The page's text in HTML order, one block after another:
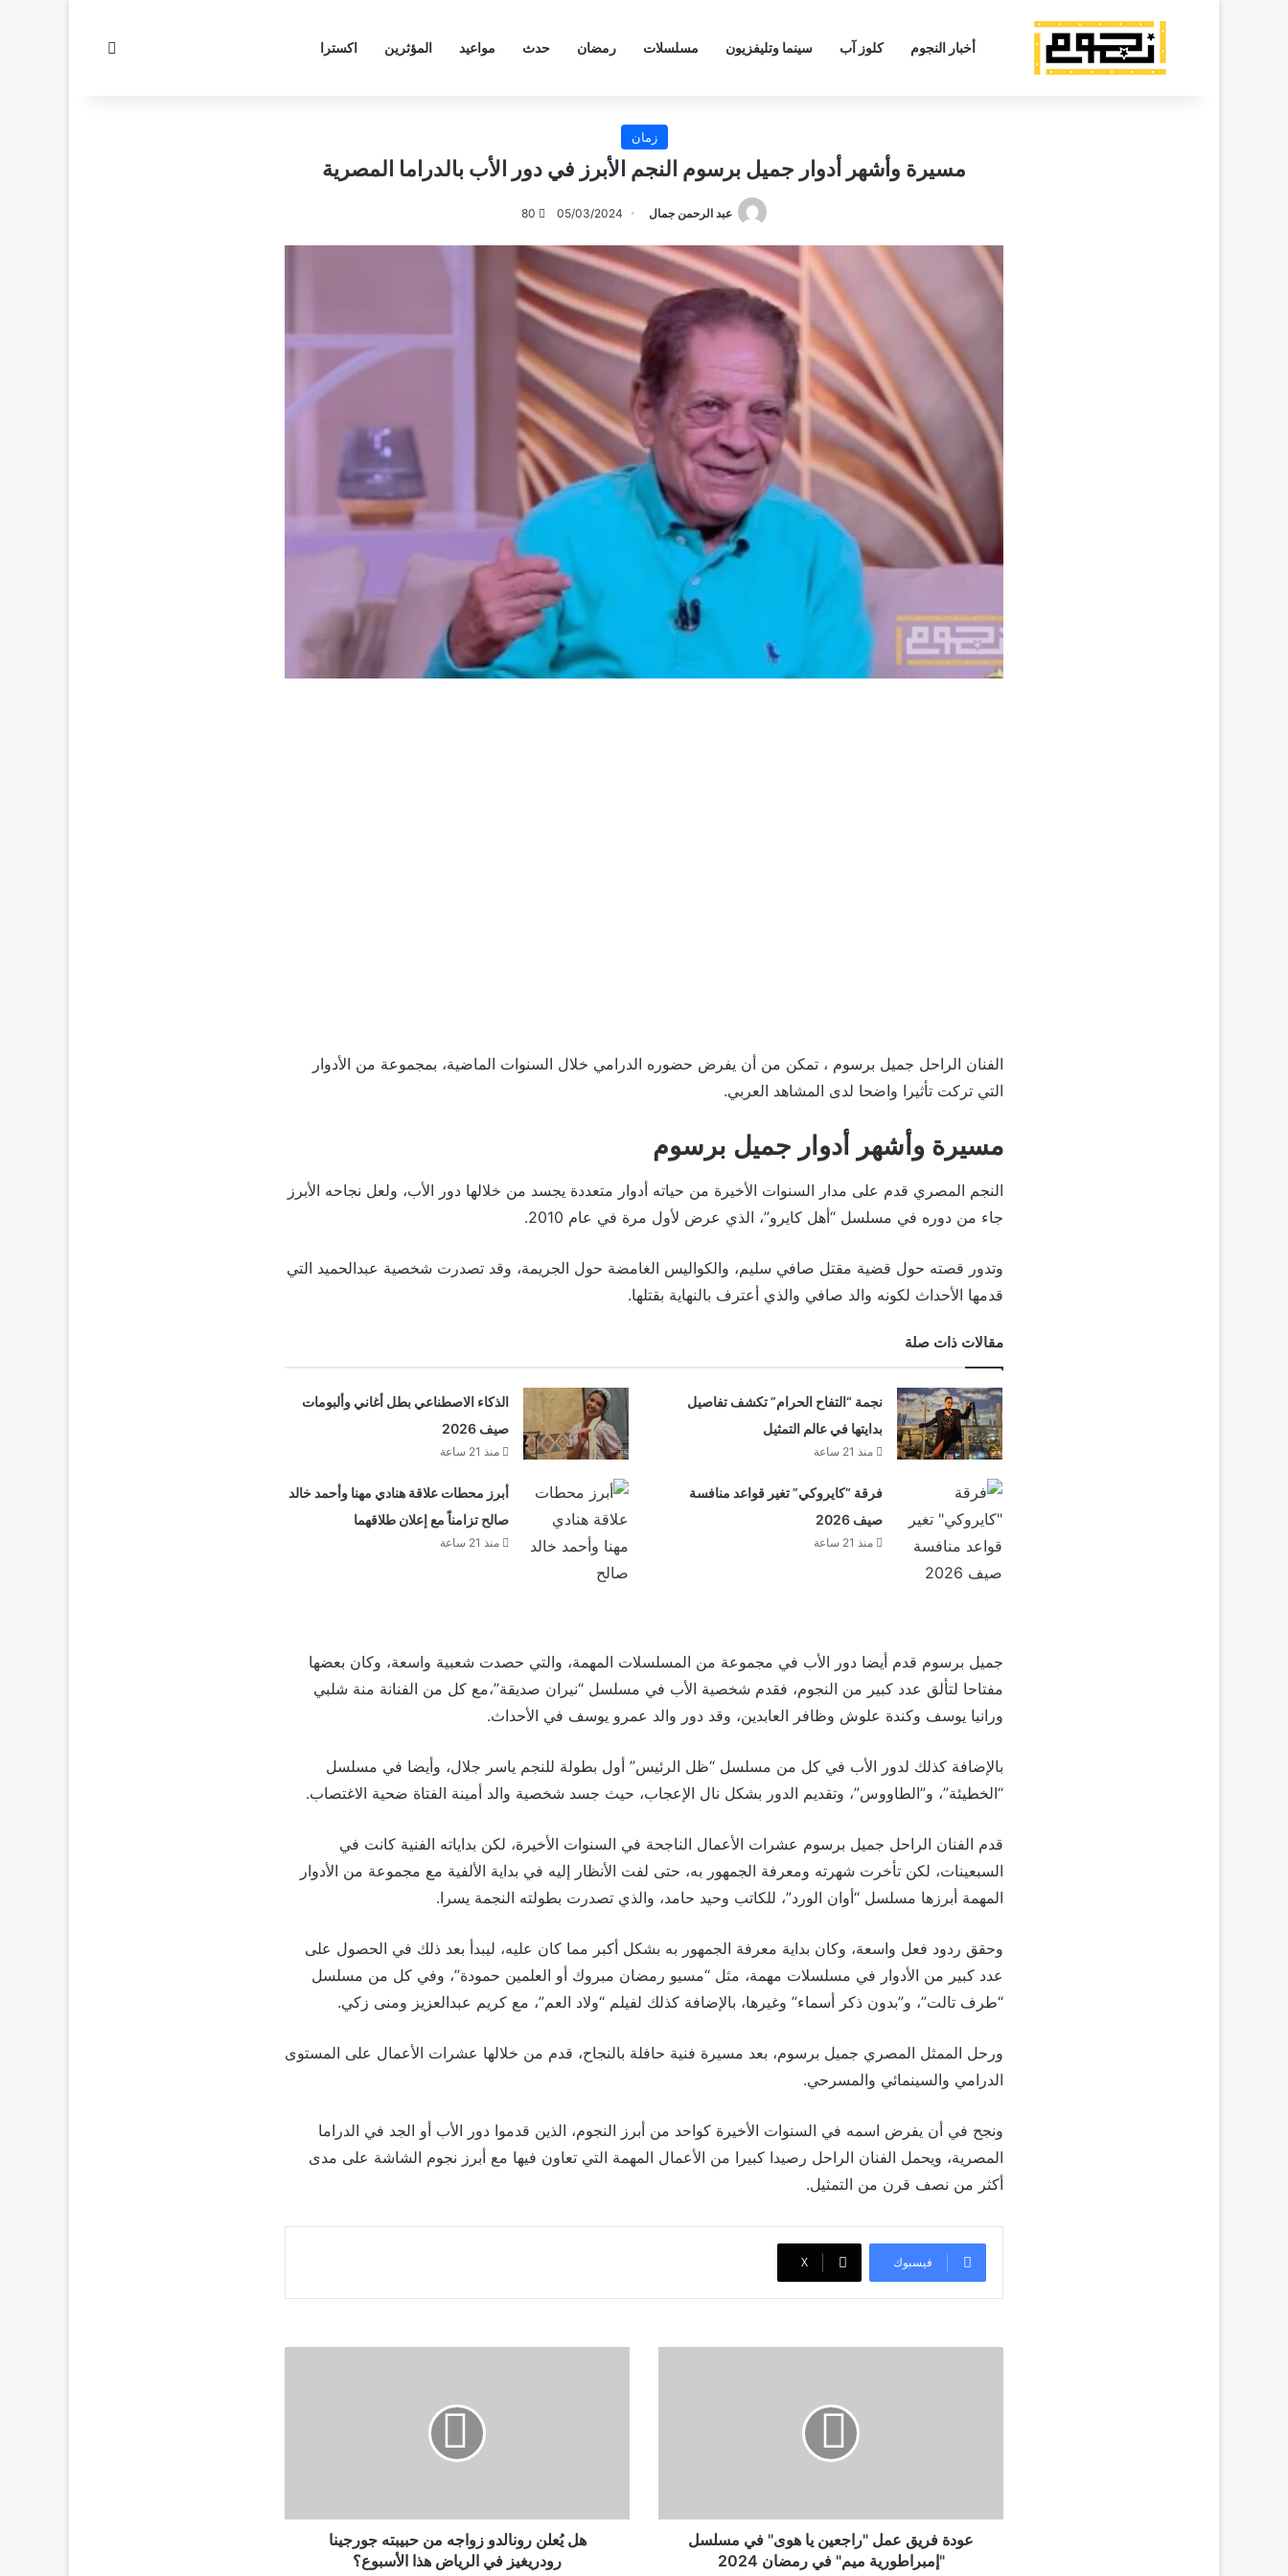
أخبار النجوم كلوز آب سينما وتليفزيون مسلسلات رمضان حدث مواعيد المؤثرين اكسترا
زمان
مسيرة وأشهر أدوار جميل برسوم النجم الأبرز في دور الأب بالدراما المصرية
عبد الرحمن جمال 05/03/2024
80
الفنان الراحل جميل برسوم ، تمكن من أن يفرض حضوره الدرامي خلال السنوات الماضية، بمجموعة من الأدوار
التي تركت تأثيرا واضحا لدى المشاهد العربي.
مسيرة وأشهر أدوار جميل برسوم
النجم المصري قدم على مدار السنوات الأخيرة من حياته أدوار متعددة يجسد من خلالها دور الأب، ولعل نجاحه الأبرز
جاء من دوره في مسلسل “أهل كايرو”، الذي عرض لأول مرة في عام 2010.
وتدور قصته حول قضية مقتل صافي سليم، والكواليس الغامضة حول الجريمة، وقد تصدرت شخصية عبدالحميد التي
قدمها الأحداث لكونه والد صافي والذي أعترف بالنهاية بقتلها.
مقالات ذات صلة
نجمة “التفاح الحرام” تكشف تفاصيل
بدايتها في عالم التمثيل
منذ 21 ساعة
الذكاء الاصطناعي بطل أغاني وألبومات
صيف 2026
منذ 21 ساعة
فرقة “كايروكي” تغير قواعد منافسة
صيف 2026
منذ 21 ساعة
أبرز محطات علاقة هنادي مهنا وأحمد خالد
صالح تزامناً مع إعلان طلاقهما
منذ 21 ساعة
جميل برسوم قدم أيضا دور الأب في مجموعة من المسلسلات المهمة، والتي حصدت شعبية واسعة، وكان بعضها
مفتاحا لتألق عدد كبير من النجوم، فقدم شخصية الأب في مسلسل “نيران صديقة”،مع كل من الفنانة منة شلبي
ورانيا يوسف وكندة علوش وظافر العابدين، وقد دور والد عمرو يوسف في الأحداث.
بالإضافة كذلك لدور الأب في كل من مسلسل “ظل الرئيس” أول بطولة للنجم ياسر جلال، وأيضا في مسلسل
“الخطيئة”، و”الطاووس”، وتقديم الدور بشكل نال الإعجاب، حيث جسد شخصية والد أمينة الفتاة ضحية الاغتصاب.
قدم الفنان الراحل جميل برسوم عشرات الأعمال الناجحة في السنوات الأخيرة، لكن بداياته الفنية كانت في
السبعينات، لكن تأخرت شهرته ومعرفة الجمهور به، حتى لفت الأنظار إليه في بداية الألفية مع مجموعة من الأدوار
المهمة أبرزها مسلسل “أوان الورد”، للكاتب وحيد حامد، والذي تصدرت بطولته النجمة يسرا.
وحقق ردود فعل واسعة، وكان بداية معرفة الجمهور به بشكل أكبر مما كان عليه، ليبدأ بعد ذلك في الحصول على
عدد كبير من الأدوار في مسلسلات مهمة، مثل “مسيو رمضان مبروك أو العلمين حمودة”، وفي كل من مسلسل
“طرف تالت”، و”بدون ذكر أسماء” وغيرها، بالإضافة كذلك لفيلم “ولاد العم”، مع كريم عبدالعزيز ومنى زكي.
ورحل الممثل المصري جميل برسوم، بعد مسيرة فنية حافلة بالنجاح، قدم من خلالها عشرات الأعمال على المستوى
الدرامي والسينمائي والمسرحي.
ونجح في أن يفرض اسمه في السنوات الأخيرة كواحد من أبرز النجوم، الذين قدموا دور الأب أو الجد في الدراما
المصرية، ويحمل الفنان الراحل رصيدا كبيرا من الأعمال المهمة التي تعاون فيها مع أبرز نجوم الشاشة على مدى
أكثر من نصف قرن من التمثيل.
فيسبوك ‫X
"إمبراطورية
عودة فريق عمل "راجعين يا هوى" في مسلسل
"إمبراطورية ميم" في رمضان 2024
في
هل يُعلن رونالدو زواجه من حبيبته جورجينا
رودريغيز في الرياض هذا الأسبوع؟